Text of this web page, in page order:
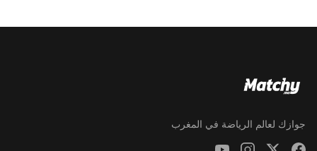
جوازك لعالم الرياضة في المغرب